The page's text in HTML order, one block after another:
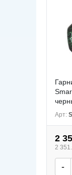
Арт:
2
2
-